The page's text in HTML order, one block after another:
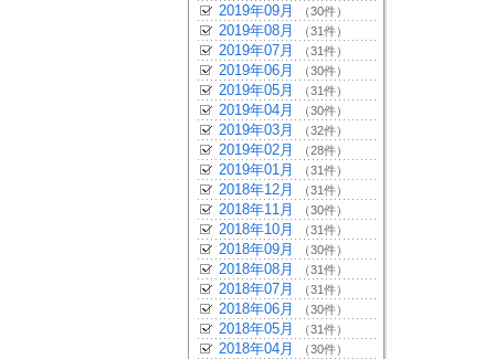
2019年09月 （30件）
2019年08月 （31件）
2019年07月 （31件）
2019年06月 （30件）
2019年05月 （31件）
2019年04月 （30件）
2019年03月 （32件）
2019年02月 （28件）
2019年01月 （31件）
2018年12月 （31件）
2018年11月 （30件）
2018年10月 （31件）
2018年09月 （30件）
2018年08月 （31件）
2018年07月 （31件）
2018年06月 （30件）
2018年05月 （31件）
2018年04月 （30件）